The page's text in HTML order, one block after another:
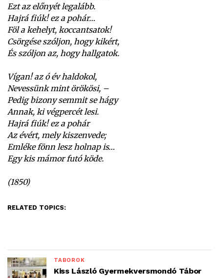
Ezt az előnyét legalább.
Hajrá fiúk! ez a pohár…
Föl a kehelyt, koccantsatok!
Csörgése szóljon, hogy kikért,
És szóljon az, hogy hallgatok.
Vígan! az ó év haldokol,
Nevessünk mint örökösi, –
Pedig bizony semmit se hágy
Annak, ki végpercét lesi.
Hajrá fiúk! ez a pohár
Az évért, mely kiszenvede;
Emléke fönn lesz holnap is…
Egy kis mámor futó köde.
(1850)
RELATED TOPICS:
TÁBOROK
Kiss László Gyermekversmondó Tábor